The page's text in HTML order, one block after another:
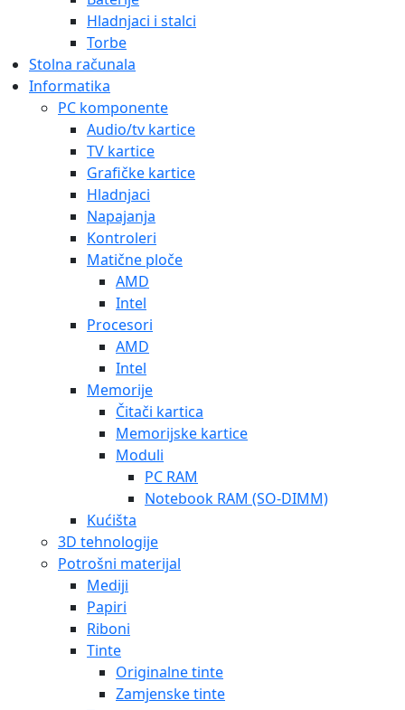
Hladnjaci i stalci
Torbe
Stolna računala
Informatika
PC komponente
Audio/tv kartice
TV kartice
Grafičke kartice
Hladnjaci
Napajanja
Kontroleri
Matične ploče
AMD
Intel
Procesori
AMD
Intel
Memorije
Čitači kartica
Memorijske kartice
Moduli
PC RAM
Notebook RAM (SO-DIMM)
Kućišta
3D tehnologije
Potrošni materijal
Mediji
Papiri
Riboni
Tinte
Originalne tinte
Zamjenske tinte